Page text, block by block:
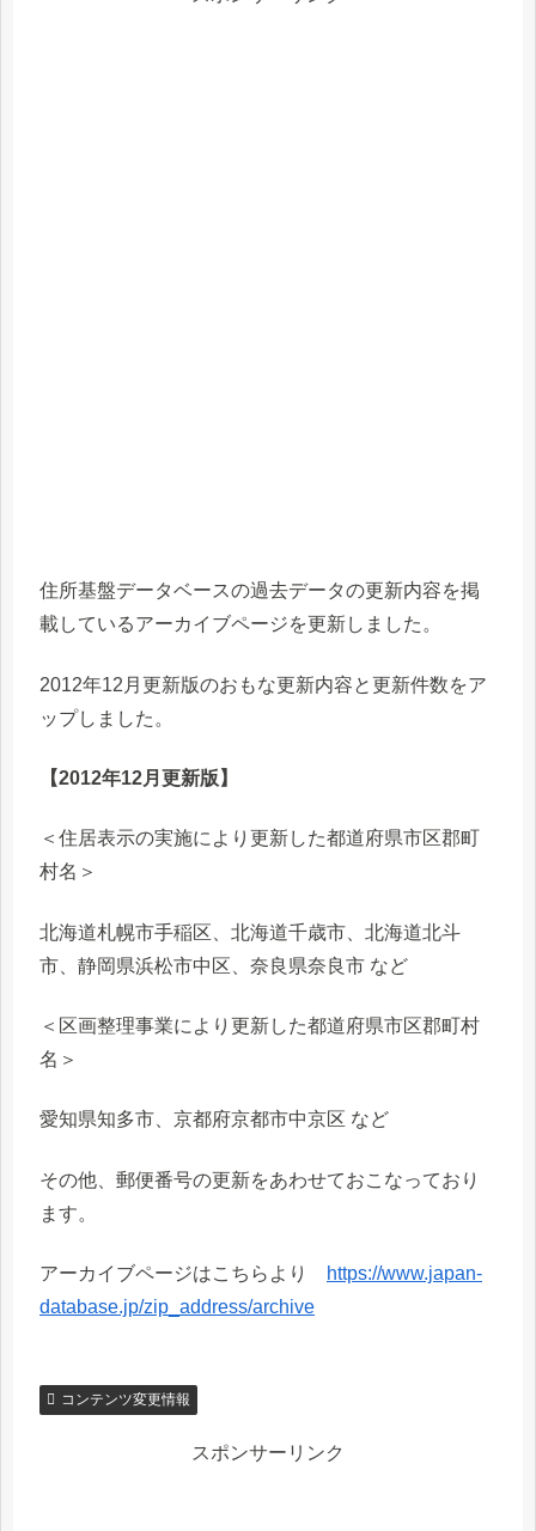
住所基盤データベースの過去データの更新内容を掲
載しているアーカイブページを更新しました。
2012年12月更新版のおもな更新内容と更新件数をア
ップしました。
【2012年12月更新版】
＜住居表示の実施により更新した都道府県市区郡町
村名＞
北海道札幌市手稲区、北海道千歳市、北海道北斗
市、静岡県浜松市中区、奈良県奈良市 など
＜区画整理事業により更新した都道府県市区郡町村
名＞
愛知県知多市、京都府京都市中京区 など
その他、郵便番号の更新をあわせておこなっており
ます。
アーカイブページはこちらより
https://www.japan-
database.jp/zip_address/archive
コンテンツ変更情報
スポンサーリンク